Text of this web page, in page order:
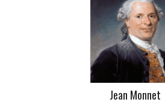
Jean Monnet